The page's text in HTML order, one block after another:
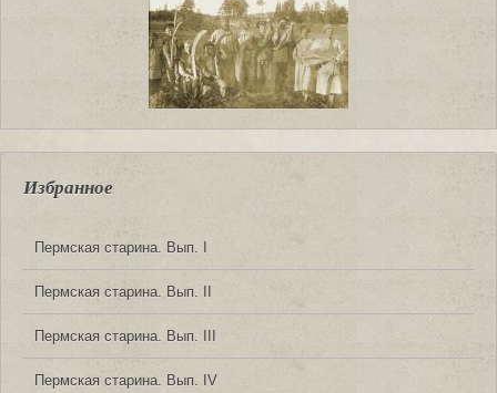
Избранное
Пермская старина. Вып. I
Пермская старина. Вып. II
Пермская старина. Вып. III
Пермская старина. Вып. IV